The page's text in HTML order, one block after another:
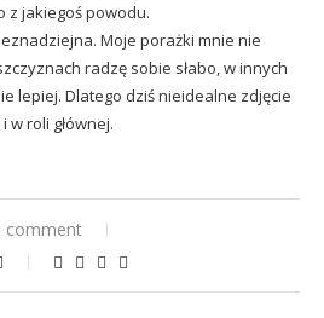
z jakiegoś powodu.
Moje porażki mnie nie
radzę sobie słabo, w innych
lepiej. Dlatego dziś nieidealne zdjęcie
w roli głównej.
comment